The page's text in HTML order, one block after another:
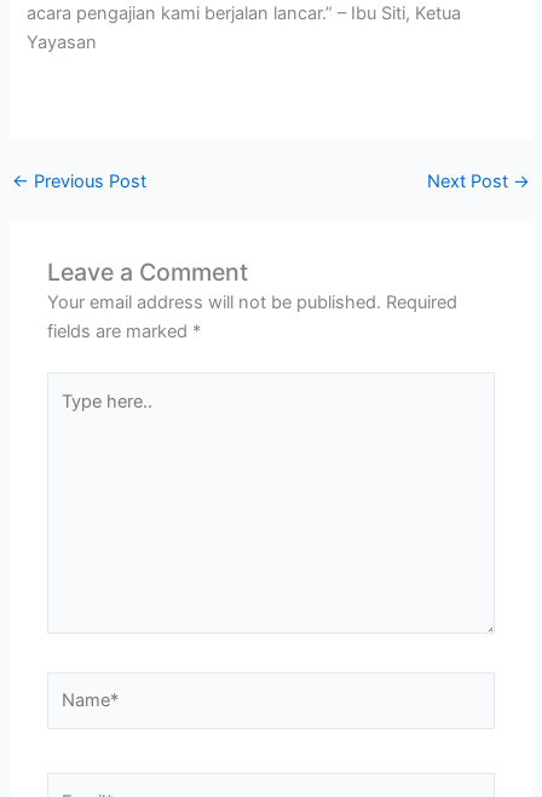
acara pengajian kami berjalan lancar.” – Ibu Siti, Ketua
Yayasan
← Previous Post Next Post →
Leave a Comment
Your email address will not be published. Required
fields are marked *
here..